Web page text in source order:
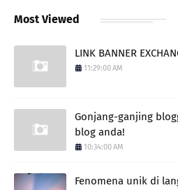
Most Viewed
LINK BANNER
11:29:00 AM
Gonjang-ganjing
blog anda!
10:34:00 AM
Fenomena unik di